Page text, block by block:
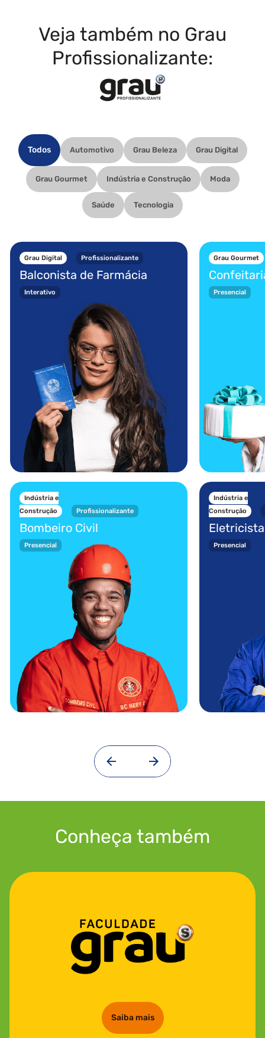
Veja também no Grau
Profissionalizante:
Todos Automotivo Grau Beleza Grau Digital
Grau Gourmet Indústria e Construção Moda
Saúde Tecnologia
Grau Digital Profissionalizante
Balconista de Farmácia
Interativo
Indústria e
Construção
Profissionalizante
Bombeiro Civil
Presencial
Grau Gourmet
Presencial
Indústria e
Construção
Presencial
Conheça também
Saiba mais